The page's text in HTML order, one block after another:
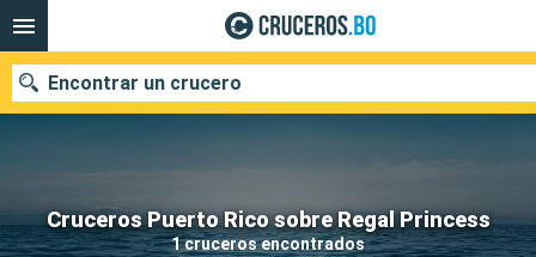
Cruceros Puerto Rico sobre Regal Princess
1 cruceros encontrados
Encontrar un crucero
Nuestros destinos